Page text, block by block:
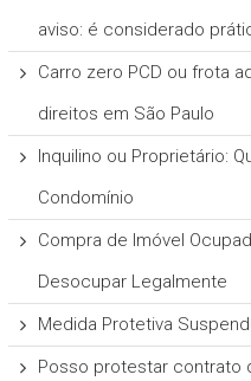
aviso: é considerado
Carro zero PCD ou frota
direitos em São Paulo
Inquilino ou Proprietário:
Condomínio
Compra de Imóvel
Desocupar Legalmente
Medida Protetiva
Posso protestar contrato